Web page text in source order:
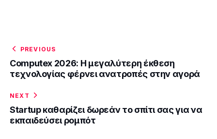
PREVIOUS
Computex 2026: Η μεγαλύτερη έκθεση
τεχνολογίας φέρνει ανατροπές στην αγορά
NEXT
Startup καθαρίζει δωρεάν το σπίτι σας για να
εκπαιδεύσει ρομπότ